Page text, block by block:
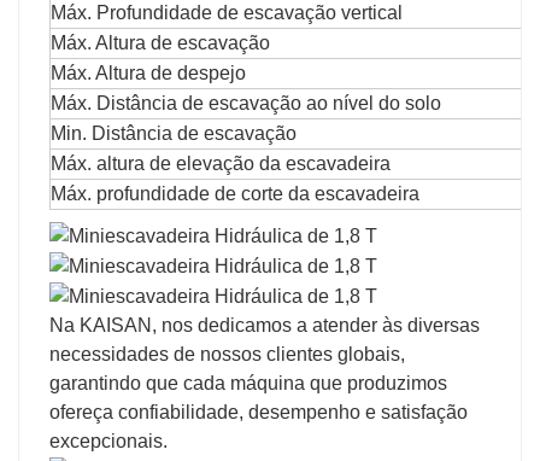
Máx. Profundidade de escavação vertical
Máx. Altura de escavação
Máx. Altura de despejo
Máx. Distância de escavação ao nível do solo
Min. Distância de escavação
Máx. altura de elevação da escavadeira
Máx. profundidade de corte da escavadeira
Na KAISAN, nos dedicamos a atender às diversas
necessidades de nossos clientes globais,
garantindo que cada máquina que produzimos
ofereça confiabilidade, desempenho e satisfação
excepcionais.